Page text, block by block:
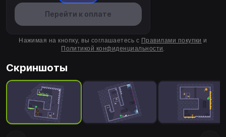
Перейти к оплате
Нажимая на кнопку, вы соглашаетесь с Правилами покупки и
Политикой конфиденциальности.
Скриншоты